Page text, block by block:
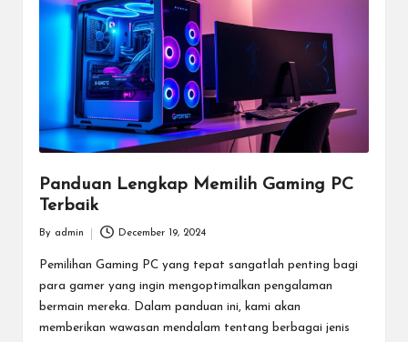
m
Panduan Lengkap Memilih Gaming PC
Terbaik
by
By admin December 19, 2024
Pemilihan Gaming PC yang tepat sangatlah penting bagi
para gamer yang ingin mengoptimalkan pengalaman
bermain mereka. Dalam panduan ini, kami akan
memberikan wawasan mendalam tentang berbagai jenis